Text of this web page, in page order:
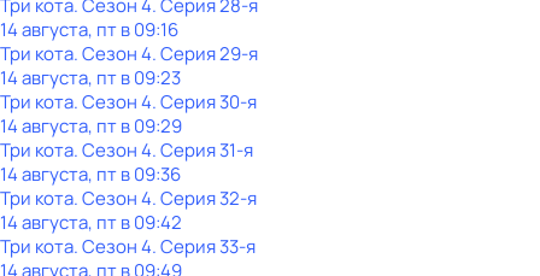
Три кота. Сезон 4. Серия 28-я
14 августа, пт в 09:16
Три кота. Сезон 4. Серия 29-я
14 августа, пт в 09:23
Три кота. Сезон 4. Серия 30-я
14 августа, пт в 09:29
Три кота. Сезон 4. Серия 31-я
14 августа, пт в 09:36
Три кота. Сезон 4. Серия 32-я
14 августа, пт в 09:42
Три кота. Сезон 4. Серия 33-я
14 августа, пт в 09:49